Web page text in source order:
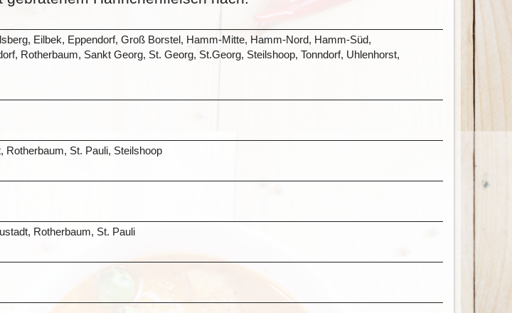
Eilbek, Eppendorf, Groß Borstel, Hamm-Mitte, Hamm-Nord, Hamm-Süd,
Rotherbaum, Sankt Georg, St. Georg, St.Georg, Steilshoop, Tonndorf, Uhlenhorst,
Rotherbaum, St. Pauli, Steilshoop
Rotherbaum, St. Pauli